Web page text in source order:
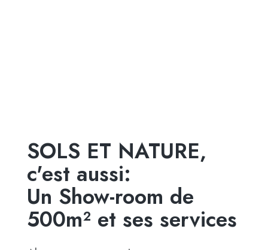
SOLS ET NATURE,
c'est aussi:
Un Show-room de
500m² et ses services